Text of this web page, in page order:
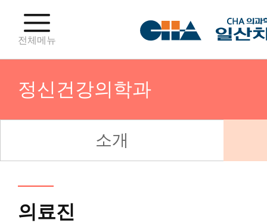
전체메뉴
정신건강의학과
산부인과(분만센터)
산부인과(난임센터)
소개
의료진